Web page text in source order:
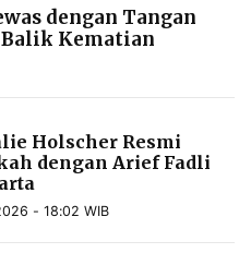
dengan Tangan
Balik Kematian
Holscher Resmi
dengan Arief Fadli
- 18:02 WIB